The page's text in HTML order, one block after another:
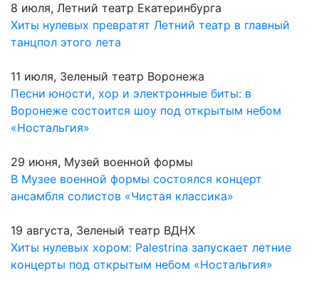
8 июля, Летний театр Екатеринбурга
Хиты нулевых превратят Летний театр в главный
танцпол этого лета
11 июля, Зеленый театр Воронежа
Песни юности, хор и электронные биты: в
Воронеже состоится шоу под открытым небом
«Ностальгия»
29 июня, Музей военной формы
В Музее военной формы состоялся концерт
ансамбля солистов «Чистая классика»
19 августа, Зеленый театр ВДНХ
Хиты нулевых хором: Palestrina запускает летние
концерты под открытым небом «Ностальгия»